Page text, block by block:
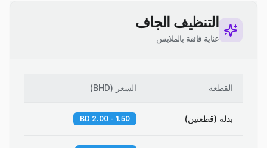
التنظيف الجاف
عناية فائقة بالملابس
القطعة السعر (
BHD
)
بدلة (قطعتين) 1.50 - 2.00 BD